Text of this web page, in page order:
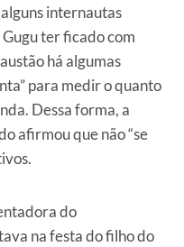
internautas
ter ficado com
há algumas
para medir o quanto
Dessa forma, a
afirmou que não “se
do
na festa do filho do